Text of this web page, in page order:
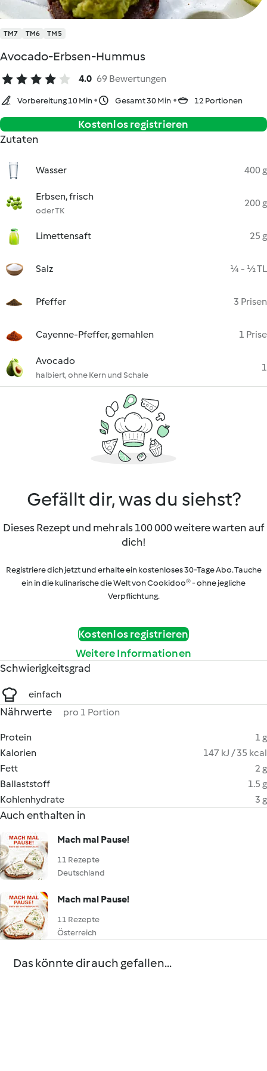
TM7 TM6 TM5
Avocado-Erbsen-Hummus
4.0 69 Bewertungen
Vorbereitung 10 Min Gesamt 30 Min 12 Portionen
Kostenlos registrieren
Zutaten
Wasser 400 g
Erbsen, frisch
oder TK
200 g
Limettensaft 25 g
Salz ¼ - ½ TL
Pfeffer 3 Prisen
Cayenne-Pfeffer, gemahlen 1 Prise
Avocado
halbiert, ohne Kern und Schale
1
Gefällt dir, was du siehst?
Dieses Rezept und mehr als 100 000 weitere warten auf
dich!
Registriere dich jetzt und erhalte ein kostenloses 30-Tage Abo. Tauche
ein in die kulinarische die Welt von Cookidoo® - ohne jegliche
Verpflichtung.
Kostenlos registrieren
Weitere Informationen
Schwierigkeitsgrad
einfach
Nährwerte pro 1 Portion
Protein
1 g
Kalorien
147 kJ / 35 kcal
Fett
2 g
Ballaststoff
1.5 g
Kohlenhydrate
3 g
Auch enthalten in
Mach mal Pause!
11 Rezepte
Deutschland
Mach mal Pause!
11 Rezepte
Österreich
Das könnte dir auch gefallen...